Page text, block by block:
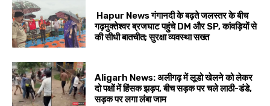
Hapur News गंगानदी के बढ़ते जलस्तर के बीच
गढ़मुक्तेश्वर ब्रजघाट पहुंचे DM और SP, कांवड़ियों से
की सीधी बातचीत; सुरक्षा व्यवस्था सख्त
Aligarh News: अलीगढ़ में लूडो खेलने को लेकर
दो पक्षों में हिंसक झड़प, बीच सड़क पर चले लाठी-डंडे,
सड़क पर लगा लंबा जाम